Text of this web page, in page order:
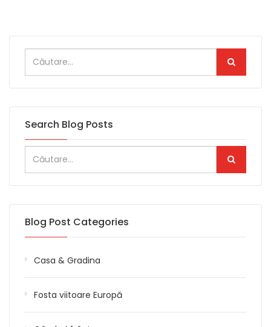
Search Blog Posts
Blog Post Categories
Casa & Gradina
Fosta viitoare Europă